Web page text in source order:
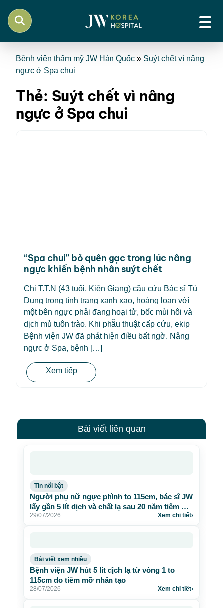
Bệnh viện thẩm mỹ JW Hàn Quốc » Suýt chết vì nâng
ngực ở Spa chui
Thẻ: Suýt chết vì nâng
ngực ở Spa chui
“Spa chui” bỏ quên gạc trong lúc nâng
ngực khiến bệnh nhân suýt chết
Chị T.T.N (43 tuổi, Kiên Giang) cầu cứu Bác sĩ Tú
Dung trong tình trạng xanh xao, hoảng loạn với
một bên ngực phải đang hoại tử, bốc mùi hôi và
dịch mủ tuôn trào. Khi phẫu thuật cấp cứu, ekip
Bệnh viện JW đã phát hiện điều bất ngờ. Nâng
ngực ở Spa, bệnh […]
Xem tiếp
Bài viết liên quan
Tin nổi bật
Người phụ nữ ngực phình to 115cm, bác sĩ JW
lấy gần 5 lít dịch và chất lạ sau 20 năm tiêm mỡ
nhân tạo
29/07/2026 Xem chi tiết›
Bài viết xem nhiều
Bệnh viện JW hút 5 lít dịch lạ từ vòng 1 to
115cm do tiêm mỡ nhân tạo
28/07/2026 Xem chi tiết›